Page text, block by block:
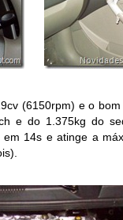
(6150rpm) e o
e do 1.375kg do
14s e atinge a